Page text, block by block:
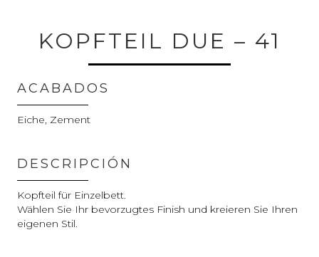
KOPFTEIL DUE – 41
ACABADOS
Eiche, Zement
DESCRIPCIÓN
Kopfteil für Einzelbett.
Wählen Sie Ihr bevorzugtes Finish und kreieren Sie Ihren
eigenen Stil.